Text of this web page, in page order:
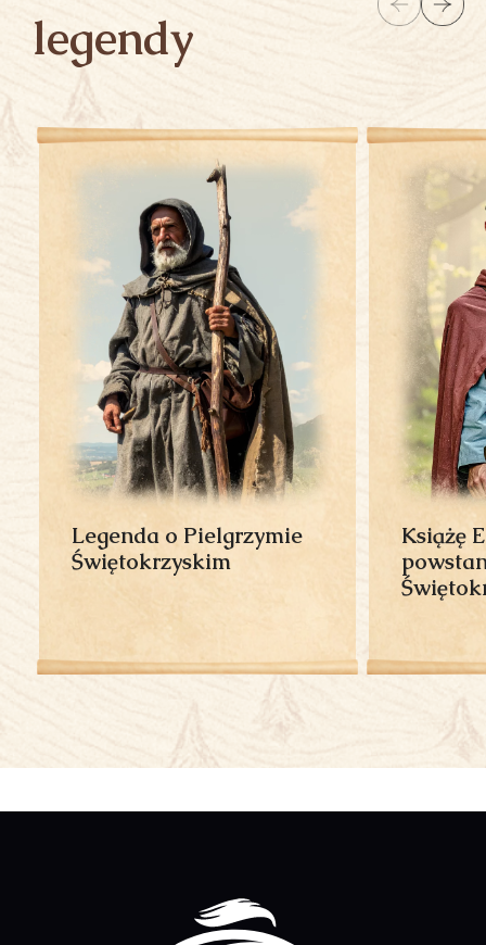
legendy
Legenda o Pielgrzymie
Świętokrzyskim
Książę